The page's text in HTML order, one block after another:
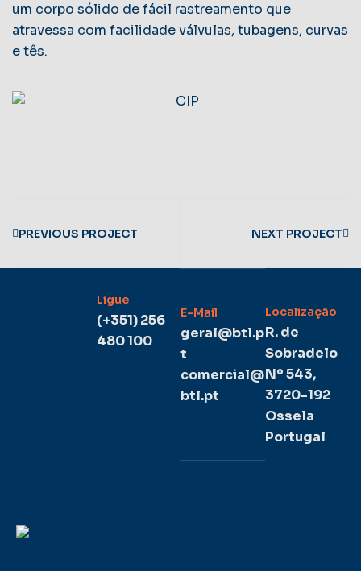
um corpo sólido de fácil rastreamento que
atravessa com facilidade válvulas, tubagens, curvas
e tês.
PREVIOUS PROJECT NEXT PROJECT
Ligue
(+351) 256
480 100
E-Mail
geral@btl.p
t
comercial@
btl.pt
Localização
R. de
Sobradelo
Nº 543,
3720-192
Ossela
Portugal